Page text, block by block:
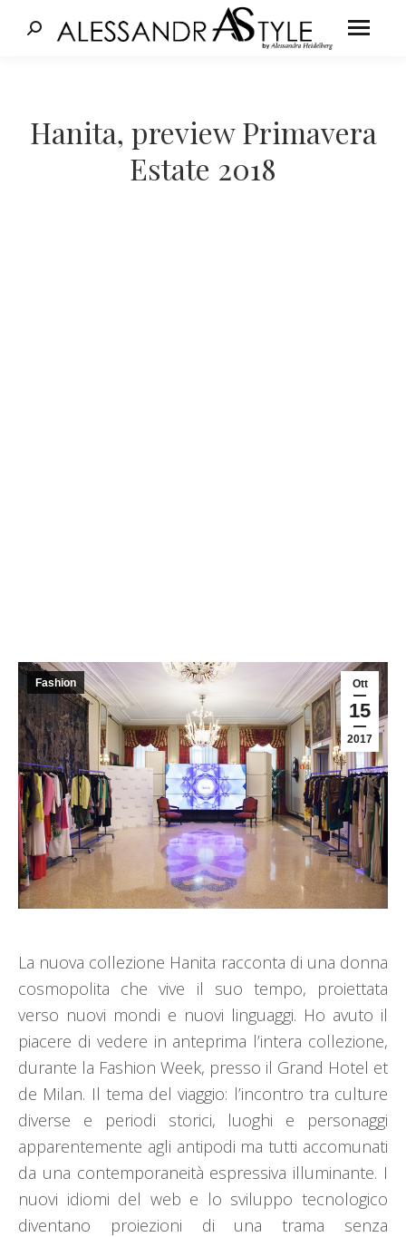
Cerca:
Hanita, preview Primavera
Estate 2018
Ott
15
2017
Fashion
La nuova collezione Hanita racconta di una donna
cosmopolita che vive il suo tempo, proiettata
verso nuovi mondi e nuovi linguaggi. Ho avuto il
piacere di vedere in anteprima l’intera collezione,
durante la Fashion Week, presso il Grand Hotel et
de Milan. Il tema del viaggio: l’incontro tra culture
diverse e periodi storici, luoghi e personaggi
apparentemente agli antipodi ma tutti accomunati
da una contemporaneità espressiva illuminante. I
nuovi idiomi del web e lo sviluppo tecnologico
diventano proiezioni di una trama senza